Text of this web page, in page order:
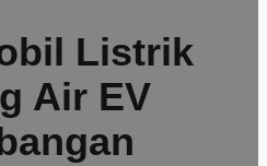
Listrik
Air EV